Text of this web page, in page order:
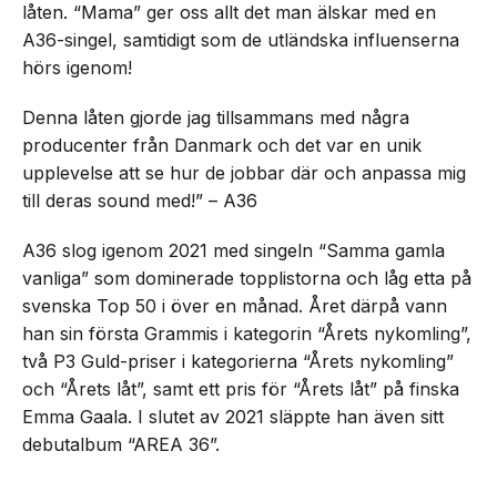
låten. “Mama” ger oss allt det man älskar med en
A36-singel, samtidigt som de utländska influenserna
hörs igenom!
Denna låten gjorde jag tillsammans med några
producenter från Danmark och det var en unik
upplevelse att se hur de jobbar där och anpassa mig
till deras sound med!” – A36
A36 slog igenom 2021 med singeln “Samma gamla
vanliga” som dominerade topplistorna och låg etta på
svenska Top 50 i över en månad. Året därpå vann
han sin första Grammis i kategorin “Årets nykomling”,
två P3 Guld-priser i kategorierna “Årets nykomling”
och “Årets låt”, samt ett pris för “Årets låt” på finska
Emma Gaala. I slutet av 2021 släppte han även sitt
debutalbum “AREA 36”.